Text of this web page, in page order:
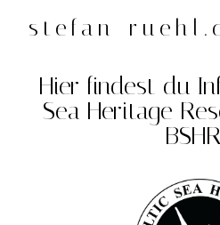
Inhaltstefan-
Hier findest du
Sea Heritage